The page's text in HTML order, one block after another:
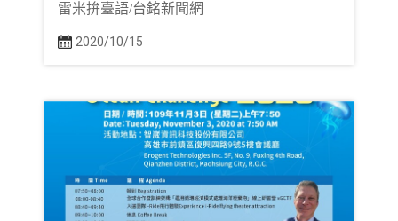
雷米拚臺語/台銘新聞網
2020/10/15